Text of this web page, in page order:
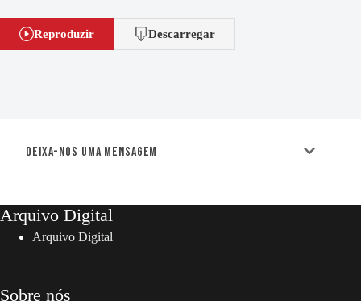
Reproduzir Descarregar
Deixa-nos uma mensagem
Arquivo Digital
Arquivo Digital
Sobre nós